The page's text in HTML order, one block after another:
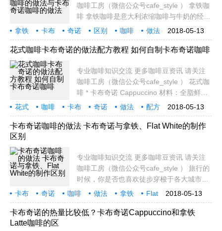
咖啡工房（微信公众号cafe_style ） 拿铁咖
啡 拿铁咖啡是意大利浓缩咖啡与牛奶的经典
混合，意大利人也很喜欢把拿铁作为早餐的
饮料。意大利人早晨的厨房里，照得到阳光
的炉子上通常会同时煮著咖啡和牛奶。喝拿
2018-05-13
拿铁 卡布 奇诺 区别 咖啡
做法
专业
知识 交流
花式咖啡卡布奇诺的做法配方教程 如何自制卡布奇诺咖啡
专业咖啡知识交流 更多咖啡豆资讯 请关注
咖啡工房（微信公众号cafe_style ） 花式咖
啡 * 卡布奇诺 Cappuccino 材料：全脂鲜
奶、肉桂粉。 做法： Ａ。冲煮一份
espresso（义式浓缩）。 Ｂ。加上热鲜奶与
鲜奶奶泡，三者比例１：１：１，完成份量
2018-05-13
花式 咖啡 卡布 奇诺 做法
配方
教程
如何 制卡 布奇诺
卡布奇诺咖啡的做法 卡布奇诺与拿铁、Flat White的制作
区别
专业咖啡知识交流 更多咖啡豆资讯 请关注
咖啡工房（微信公众号cafe_style ） 旅行的
时候，你是否也喜欢徒步穿梭于各大城市的
街头巷弄，找寻一间hidden laneway的特色
咖啡馆，坐下来好好品味一个下午呢？看著
眼前一片眼花缭乱的咖啡选项：玛奇朵
2018-05-13
卡布 奇诺 咖啡 做法 拿铁
Flat
White
制作 区
卡布奇诺的热量比较低？卡布奇诺Cappuccino和拿铁
Latte咖啡的区